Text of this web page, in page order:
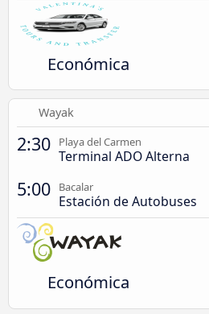
Económica
Wayak
2:30 Playa del Carmen
Terminal ADO Alterna
5:00 Bacalar
Estación de Autobuses
Económica